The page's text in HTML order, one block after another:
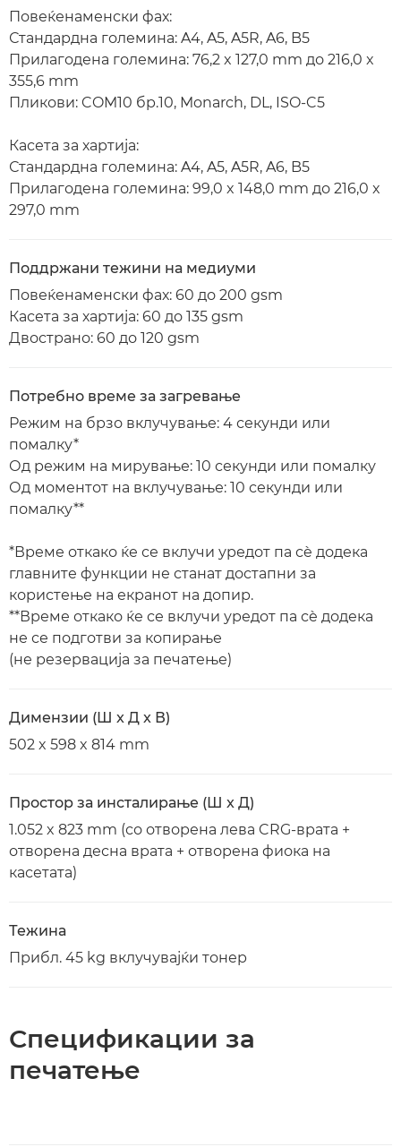
Повеќенаменски фах:
Стандардна големина: A4, A5, A5R, A6, B5
Прилагодена големина: 76,2 x 127,0 mm до 216,0 x
355,6 mm
Пликови: COM10 бр.10, Monarch, DL, ISO-C5
Касета за хартија:
Стандардна големина: A4, A5, A5R, A6, B5
Прилагодена големина: 99,0 x 148,0 mm до 216,0 x
297,0 mm
Поддржани тежини на медиуми
Повеќенаменски фах: 60 до 200 gsm
Касета за хартија: 60 до 135 gsm
Двострано: 60 до 120 gsm
Потребно време за загревање
Режим на брзо вклучување: 4 секунди или
помалку*
Од режим на мирување: 10 секунди или помалку
Од моментот на вклучување: 10 секунди или
помалку**
*Време откако ќе се вклучи уредот па сè додека
главните функции не станат достапни за
користење на екранот на допир.
**Време откако ќе се вклучи уредот па сè додека
не се подготви за копирање
(не резервација за печатење)
Димензии (Ш x Д x В)
502 x 598 x 814 mm
Простор за инсталирање (Ш x Д)
1.052 x 823 mm (со отворена лева CRG-врата +
отворена десна врата + отворена фиока на
касетата)
Тежина
Прибл. 45 kg вклучувајќи тонер
Спецификации за
печатење